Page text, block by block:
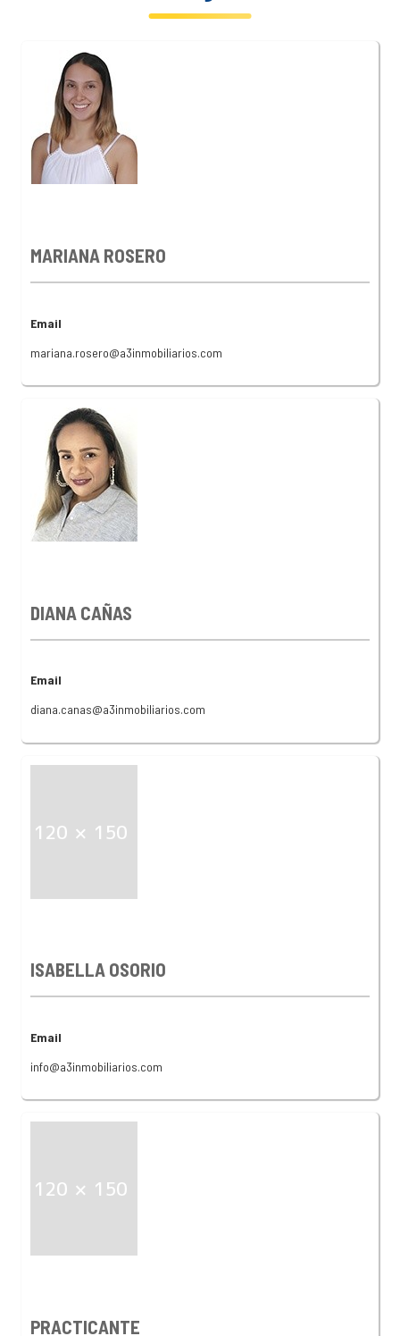
MARIANA ROSERO
Email
mariana.rosero@a3inmobiliarios.com
DIANA CAÑAS
Email
diana.canas@a3inmobiliarios.com
ISABELLA OSORIO
Email
info@a3inmobiliarios.com
PRACTICANTE